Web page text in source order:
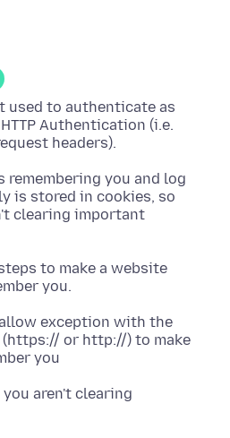
used to authenticate as
Authentication (i.e.
remembering you and log
is stored in cookies, so
clearing important
to make a website
exception with the
or http://) to make
you
aren't clearing